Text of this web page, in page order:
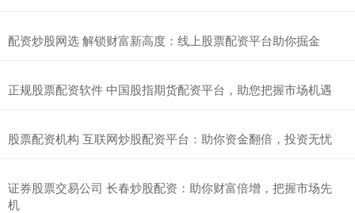
配资炒股网选 解锁财富新高度：线上股票配资平台助你掘金
正规股票配资软件 中国股指期货配资平台，助您把握市场机遇
股票配资机构 互联网炒股配资平台：助你资金翻倍，投资无忧
证券股票交易公司 长春炒股配资：助你财富倍增，把握市场先
机